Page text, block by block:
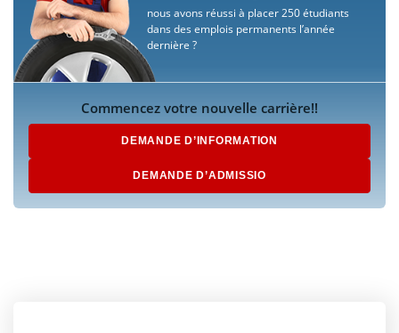
nous avons réussi à placer 250 étudiants
dans des emplois permanents l’année
dernière ?
Commencez votre nouvelle carrière!!
DEMANDE D’INFORMATION
DEMANDE D’ADMISSIO